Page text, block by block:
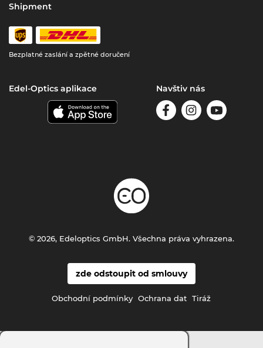
Shipment
Bezplatné zaslání a zpětné doručení
Edel-Optics aplikace Navštiv nás
zde odstoupit od smlouvy
Obchodní podmínky Ochrana dat Tiráž
© 2026, Edeloptics GmbH. Všechna práva vyhrazena.